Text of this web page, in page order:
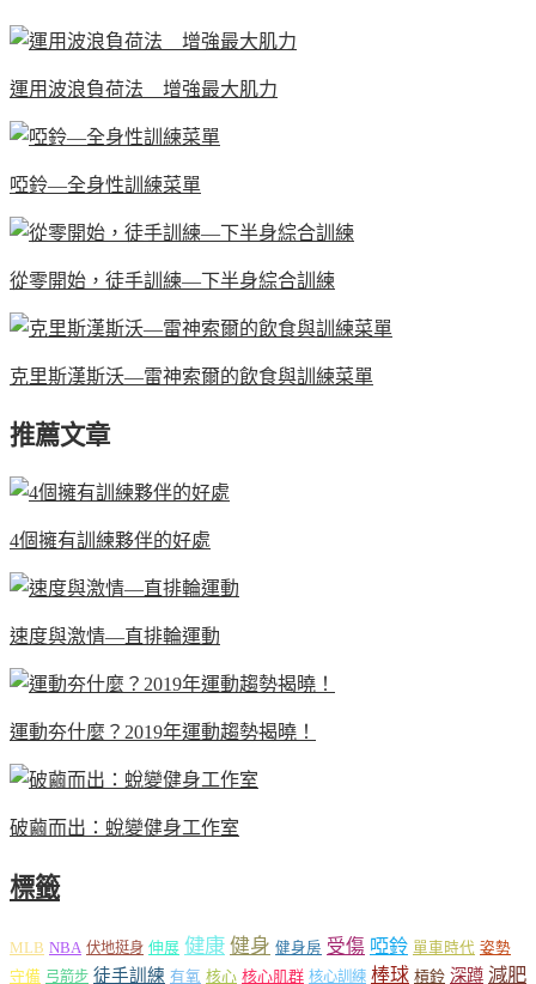
運用波浪負荷法 增強最大肌力
啞鈴—全身性訓練菜單
從零開始，徒手訓練—下半身綜合訓練
克里斯漢斯沃—雷神索爾的飲食與訓練菜單
推薦文章
4個擁有訓練夥伴的好處
速度與激情—直排輪運動
運動夯什麼？2019年運動趨勢揭曉！
破繭而出：蛻變健身工作室
標籤
MLB NBA 伏地挺身 伸展 健康 健身 健身房 受傷 啞鈴 單車時代 姿勢
守備 弓箭步 徒手訓練 有氧 核心 核心肌群 核心訓練 棒球 槓鈴 深蹲 減肥